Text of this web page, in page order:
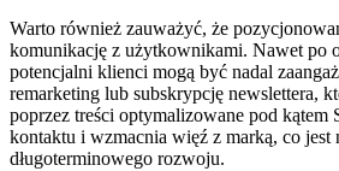
Warto również zauważyć, że
komunikację z użytkownikami. Nawet po
potencjalni klienci mogą być nadal
remarketing lub subskrypcję newslettera,
poprzez treści optymalizowane pod kątem
kontaktu i wzmacnia więź z marką, co jest
długoterminowego rozwoju.